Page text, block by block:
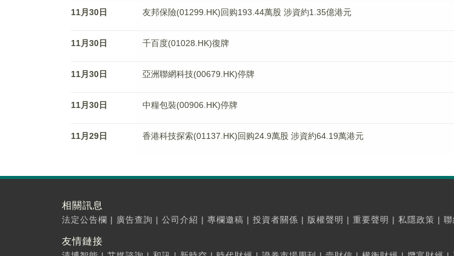
11月30日 友邦保險(01299.HK)回购193.44萬股 涉資約1.35億港元
11月30日 千百度(01028.HK)復牌
11月30日 亞洲聯網科技(00679.HK)停牌
11月30日 中糧包裝(00906.HK)停牌
11月29日 香港科技探索(01137.HK)回购24.9萬股 涉資約64.19萬港元
相關訊息
法定公告欄 | 廣告查詢 | 公司介紹 | 專欄邀稿 | 投資者關係 | 版權聲明 | 重要聲明 | 私隱政策 |
友情鏈接